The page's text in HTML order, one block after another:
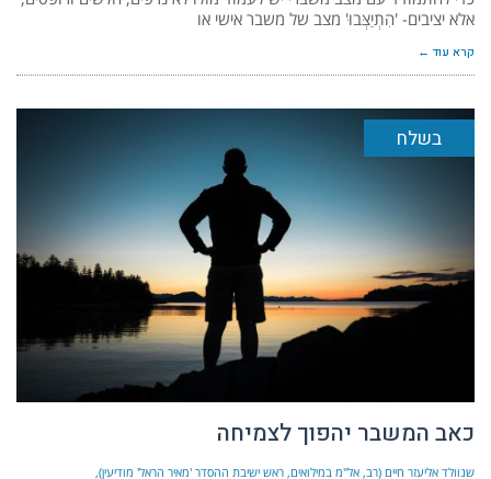
אלא יציבים- 'הִתְיַצְּבוּ' מצב של משבר אישי או
קרא עוד ←
בשלח
כאב המשבר יהפוך לצמיחה
שנוולד אליעזר חיים (רב, אל"מ במילואים, ראש ישיבת ההסדר 'מאיר הראל' מודיעין)